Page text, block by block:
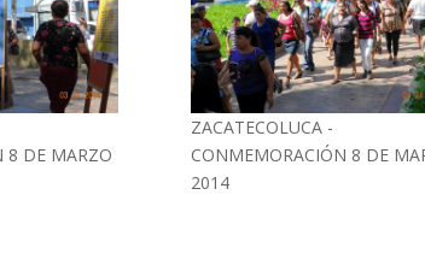
8 DE MARZO
ZACATECOLUCA -
CONMEMORACIÓN 8 DE
2014